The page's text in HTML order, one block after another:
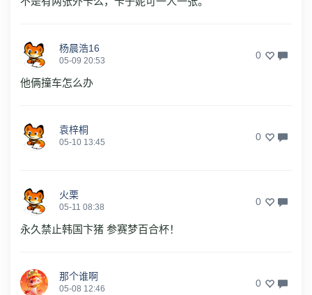
杨晨浩16
05-09 20:53 0
他俩撞车怎么办
袁梓桐
05-10 13:45 0
火栗
05-11 08:38 0
永久禁止韩国卞猪 参赛梦百合杯！
那个谁啊
05-08 12:46 0